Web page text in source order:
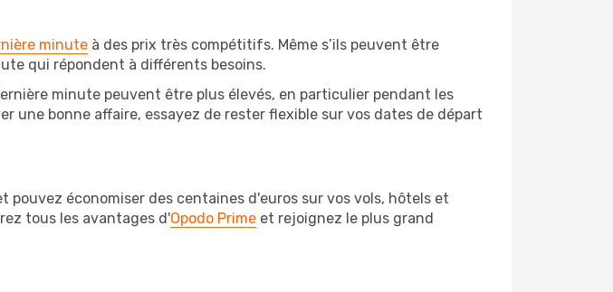
minute à des prix très compétitifs. Même s’ils peuvent être
qui répondent à différents besoins.
minute peuvent être plus élevés, en particulier pendant les
une bonne affaire, essayez de rester flexible sur vos dates de départ
pouvez économiser des centaines d'euros sur vos vols, hôtels et
tous les avantages d'Opodo Prime et rejoignez le plus grand